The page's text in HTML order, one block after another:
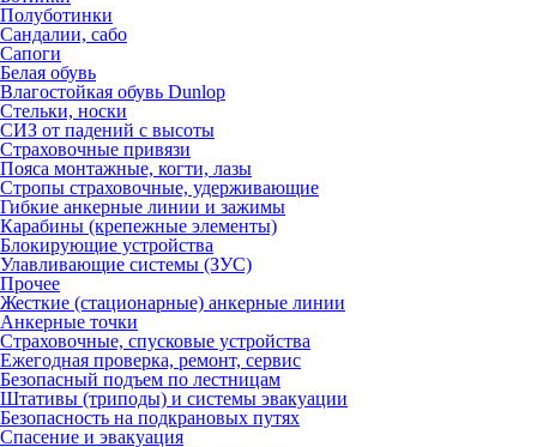
Полуботинки
Сандалии, сабо
Сапоги
Белая обувь
Влагостойкая обувь Dunlop
Стельки, носки
СИЗ от падений с высоты
Страховочные привязи
Пояса монтажные, когти, лазы
Стропы страховочные, удерживающие
Гибкие анкерные линии и зажимы
Карабины (крепежные элементы)
Блокирующие устройства
Улавливающие системы (ЗУС)
Прочее
Жесткие (стационарные) анкерные линии
Анкерные точки
Страховочные, спусковые устройства
Ежегодная проверка, ремонт, сервис
Безопасный подъем по лестницам
Штативы (триподы) и системы эвакуации
Безопасность на подкрановых путях
Спасение и эвакуация